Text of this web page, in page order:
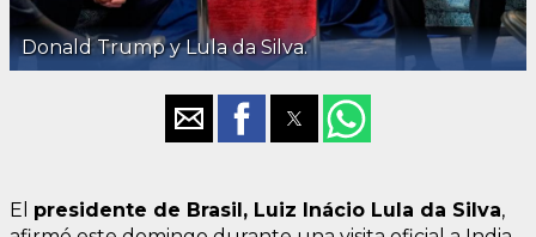
Donald Trump y Lula da Silva.
El presidente de Brasil, Luiz Inácio Lula da Silva,